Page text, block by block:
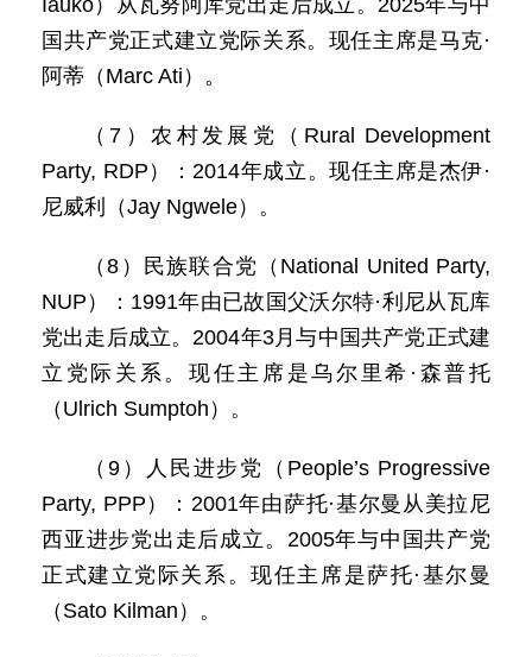
Iauko）从瓦努阿库党出走后成立。2025年与中
国共产党正式建立党际关系。现任主席是马克·
阿蒂（Marc Ati）。
（7）农村发展党（Rural Development
Party, RDP）：2014年成立。现任主席是杰伊·
尼威利（Jay Ngwele）。
（8）民族联合党（National United Party,
NUP）：1991年由已故国父沃尔特·利尼从瓦库
党出走后成立。2004年3月与中国共产党正式建
立党际关系。现任主席是乌尔里希·森普托
（Ulrich Sumptoh）。
（9）人民进步党（People’s Progressive
Party, PPP）：2001年由萨托·基尔曼从美拉尼
西亚进步党出走后成立。2005年与中国共产党
正式建立党际关系。现任主席是萨托·基尔曼
（Sato Kilman）。